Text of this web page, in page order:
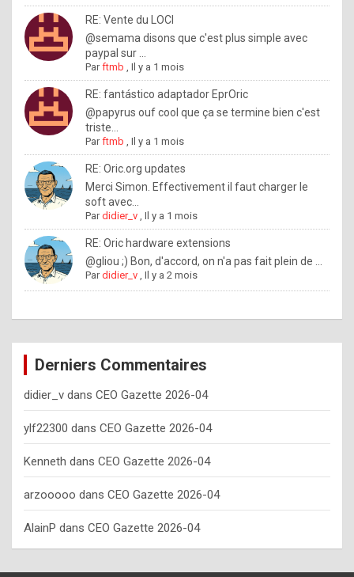
a
n
t
o
n
o
w
h
o
w
o
e
y
o
u
s
h
o
RE: Vente du LOCI
@semama disons que c'est plus simple avec
paypal sur ...
Parftmb ,Il y a 1 mois
RE: fantástico adaptador EprOric
@papyrus ouf cool que ça se termine bien c'est
triste...
Parftmb ,Il y a 1 mois
RE: Oric.org updates
Merci Simon. Effectivement il faut charger le
soft avec...
Pardidier_v ,Il y a 1 mois
RE: Oric hardware extensions
@gliou ;) Bon, d'accord, on n'a pas fait plein de ...
Pardidier_v ,Il y a 2 mois
Derniers Commentaires
didier_v dans CEO Gazette 2026-04
ylf22300 dans CEO Gazette 2026-04
Kenneth dans CEO Gazette 2026-04
arzooooo dans CEO Gazette 2026-04
AlainP dans CEO Gazette 2026-04